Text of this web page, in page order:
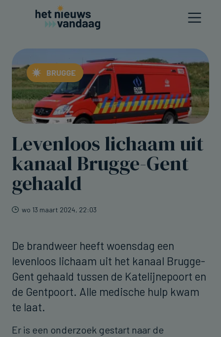
BRUGGE
Levenloos lichaam uit
kanaal Brugge-Gent
gehaald
wo 13 maart 2024, 22:03
De brandweer heeft woensdag een
levenloos lichaam uit het kanaal Brugge-
Gent gehaald tussen de Katelijnepoort en
de Gentpoort. Alle medische hulp kwam
te laat.
Er is een onderzoek gestart naar de